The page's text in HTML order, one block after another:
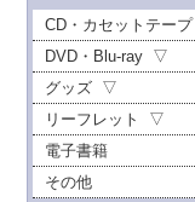
CD・カセットテープ
DVD・Blu-ray
グッズ
リーフレット
電子書籍
その他